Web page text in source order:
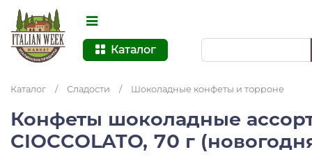
Каталог
Каталог / Сладости / Шоколадные конфеты и торроне
Конфеты шоколадные
CIOCCOLATO, 70 г